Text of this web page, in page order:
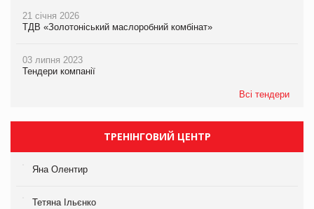
21 січня 2026
ТДВ «Золотоніський маслоробний комбінат»
03 липня 2023
Тендери компанії
Всі тендери
ТРЕНІНГОВИЙ ЦЕНТР
Яна Олентир
Тетяна Ільєнко